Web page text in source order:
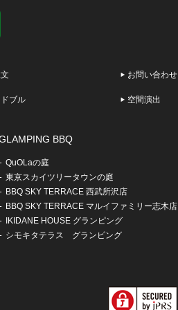
ブル
お問い合わせ
空間演出
BBQ
QuOLaの庭
東京スカイツリータウンの庭
BBQ SKY TERRACE 西武所沢店
BBQ SKY TERRACE マルイファミリー志木店
IKIDANE HOUSE グランピング
シモキタテラス グランピング